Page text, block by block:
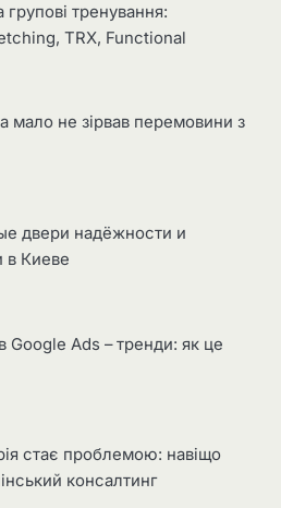
тренування:
TRX, Functional
мало не зірвав перемовини з
двери надёжности и
в Киеве
Google Ads – тренди: як це
стає проблемою: навіщо
консалтинг